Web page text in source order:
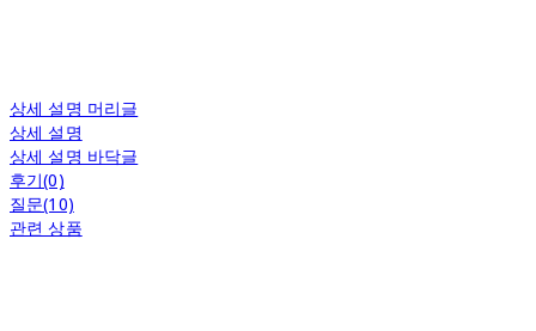
상세 설명 머리글
상세 설명
상세 설명 바닥글
후기(0)
질문(10)
관련 상품